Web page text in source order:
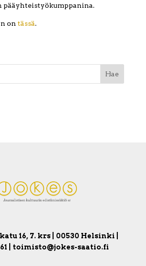
on tässä.
16, 7. krs | 00530 Helsinki |
| toimisto@jokes-saatio.fi